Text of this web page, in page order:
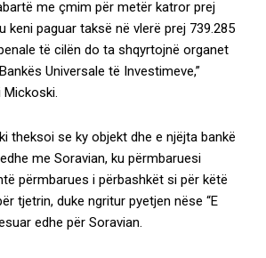
me çmim për metër katror prej
keni paguar taksë në vlerë prej 739.285
të cilën do ta shqyrtojnë organet
Universale të Investimeve,”
theksoi se ky objekt dhe e njëjta bankë
me Soravian, ku përmbaruesi
përmbarues i përbashkët si për këtë
tjetrin, duke ngritur pyetjen nëse “E
edhe për Soravian.